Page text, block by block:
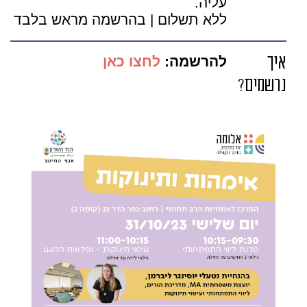
ללא תשלום | בהרשמה מראש בלבד
איך
נרשמים?
להרשמה: לחצו כאן